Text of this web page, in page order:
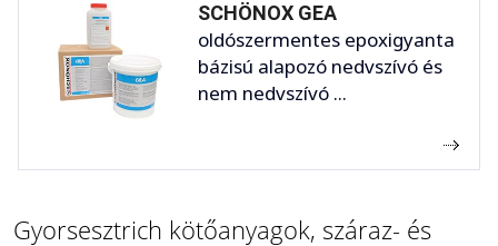
SCHÖNOX GEA
oldószermentes epoxigyanta
bázisú alapozó nedvszívó és
nem nedvszívó ...
Gyorsesztrich kötőanyagok, száraz- és